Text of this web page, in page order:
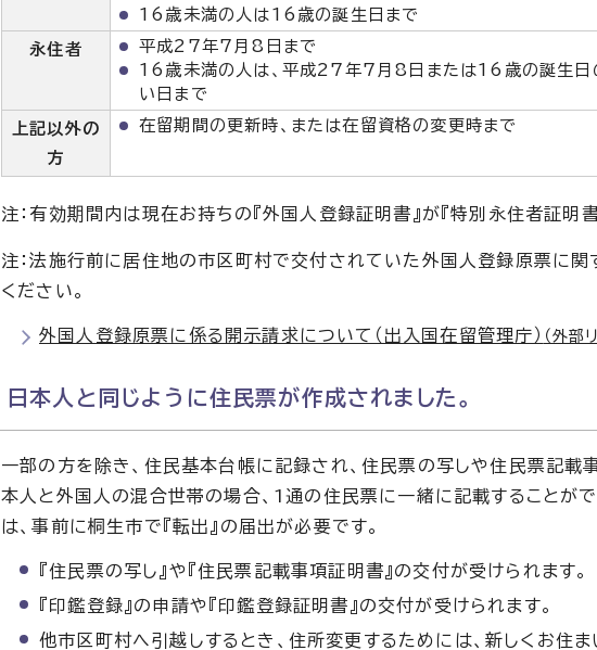
16歳未満の人は16歳の誕生日まで
永住者
平成27年7月8日まで
16歳未満の人は、平成27年7月8日または16歳の誕生日
い日まで
上記以外の
方
在留期間の更新時、または在留資格の変更時まで
注：有効期間内は現在お持ちの『外国人登録証明書』が『特別永住者証明書
注：法施行前に居住地の市区町村で交付されていた外国人登録原票に
ください。
外国人登録原票に係る開示請求について（出入国在留管理庁） （外部
日本人と同じように住民票が作成されました。
一部の方を除き、住民基本台帳に記録され、住民票の写しや住民票記載
本人と外国人の混合世帯の場合、1通の住民票に一緒に記載することが
は、事前に桐生市で『転出』の届出が必要です。
『住民票の写し』や『住民票記載事項証明書』の交付が受けられます。
『印鑑登録』の申請や『印鑑登録証明書』の交付が受けられます。
他市区町村へ引越しするとき、住所変更するためには、新しくお住